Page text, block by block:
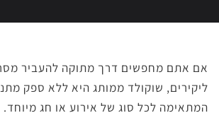
אם אתם מחפשים דרך מתוקה להעביר
ליקירים, שוקולד ממותג היא ללא ספק
המתאימה לכל סוג של אירוע או חג מיוחד.